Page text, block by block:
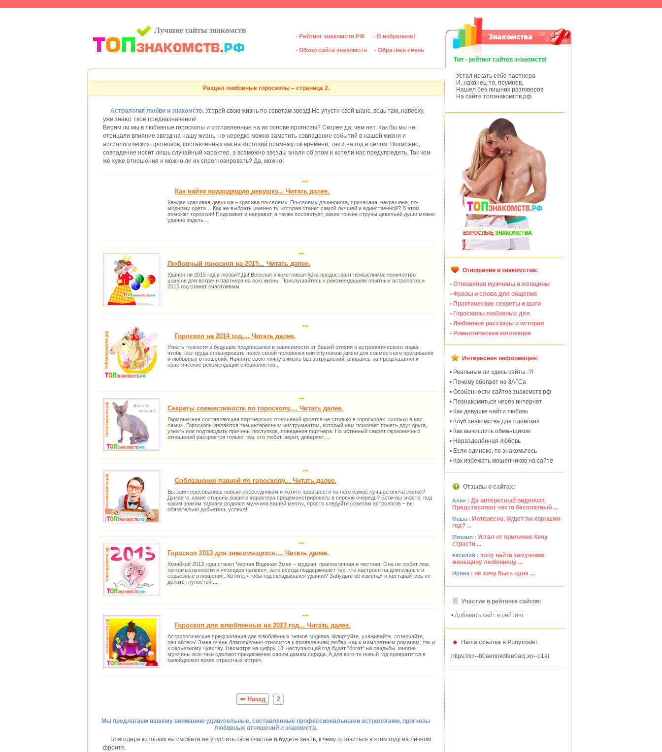
Лучшие сайты знакомств
- Рейтинг знакомств РФ
- В избранное!
- Обзор сайта знакомств
- Обратная связь
Раздел любовные гороскопы – страница 2.
Астрология любви и знакомств. Устрой свою жизнь по советам звезд! Не упусти свой шанс, ведь там, наверху,
уже знают твое предназначение!
Верим ли мы в любовные гороскопы и составленные на их основе прогнозы? Скорее да, чем нет. Как бы мы не
отрицали влияние звезд на нашу жизнь, но нередко можно заметить совпадение событий в нашей жизни и
астрологических прогнозов, составленных как на короткий промежуток времени, так и на год в целом. Возможно,
совпадение носит лишь случайный характер, а возможно звезды знали об этом и хотели нас предупредить. Так чем
же хуже отношения и можно ли их спрогнозировать? Да, можно!
•••
Как найти подходящую девушку... Читать далее.
Каждая красивая девушка – красива по-своему. По-своему длиннонога, причесана, накрашена, по-
модному одета… Как же выбрать именно ту, которая станет самой лучшей и единственной? В этом
поможет гороскоп! Подскажет и направит, а также посоветует, какие тонкие струны девичьей души можно
удачно задеть…
•••
Любовный гороскоп на 2015... Читать далее.
Удачен ли 2015 год в любви? Да! Веселая и кокетливая Коза предоставит немыслимое количество
шансов для встречи партнера на всю жизнь. Прислушайтесь к рекомендациям опытных астрологов и
2015 год станет счастливым.
•••
Гороскоп на 2014 год.... Читать далее.
Узнать тонкости и будущие предпосылки в зависимости от Вашей стихии и астрологического знака,
чтобы без труда спланировать поиск своей половинки или спутников жизни для совместного проживания
и любовных отношений. Начните свою личную жизнь без затруднений, опираясь на предсказания и
практические рекомендации специалистов...
•••
Секреты совместимости по гороскопу.... Читать далее.
Гармоничная составляющая партнерских отношений кроется не столько в гороскопах, сколько в нас
самих. Гороскопы являются тем интересным инструментом, который нам помогает понять друг друга,
узнать или подтвердить причины поступков, поведения партнера. Но истинный секрет гармоничных
отношений раскроется только тем, кто любит, верит, доверяет....
•••
Соблазнение парней по гороскопу... Читать далее.
Вы заинтересовались новым собеседником и хотите произвести на него самое лучшее впечатление?
Думаете, какие стороны вашего характера продемонстрировать в первую очередь? Если вы знаете, под
каким знаком зодиака родился мужчина вашей мечты, просто следуйте советам астрологов – вы
обязательно добьетесь успеха!
•••
Гороскоп 2013 для знакомящихся.... Читать далее.
Хозяйкой 2013 года станет Черная Водяная Змея – мудрая, прагматичная и честная. Она не любит лжи,
легкомысленности и «походов налево», зато всегда поддерживает тех, кто настроен на длительные и
серьезные отношения. Хотите, чтобы год складывался удачно? Забудьте об изменах и постарайтесь не
делать глупостей!....
•••
Гороскоп для влюбленных на 2013 год... Читать далее.
Астрологические предсказания для влюблённых знаков зодиака. Флиртуйте, ухаживайте, созерцайте,
решайтесь! Змея очень благосклонно относится к проявлениям любви: как к мимолетным романам, так и
к серьезному чувству. Несмотря на цифру 13, наступающий год будет "богат" на свадьбы, многие
мужчины все-таки сделают предложение своим дамам сердца. А для кого-то новый год превратится в
калейдоскоп ярких страстных встреч.
⇐ Назад 2
Мы предлагаем вашему вниманию удивительные, составленные профессиональными астрологами, прогнозы
любовных отношений и знакомств.
Благодаря которым вы сможете не упустить свое счастье и будете знать, к чему готовиться в этом году на личном
фронте.
Топ - рейтинг сайтов знакомств!
Устал искать себе партнера
И, наконец-то, поумнев,
Нашел без лишних разговоров
На сайте топзнакомств.рф.
Отношения и знакомства:
• Отношения мужчины и женщины
• Фразы и слова для общения
• Практические секреты и шаги
• Гороскопы любовных дел
• Любовные рассказы и истории
• Романтическая коллекция
Интересная информация:
• Реальные ли здесь сайты..?!
• Почему сбегают из ЗАГСа
• Особенности сайтов знакомств рф
• Познакомиться через интернет
• Как девушке найти любовь
• Клуб знакомства для одиноких
• Как вычислить обманщиков
• Неразделённая любовь
• Если одиноко, то знакомьтесь
• Как избежать мошенников на сайте
Отзывы о сайтах:
Алик : Да интересный видеочат.
Представляют часто бесплатный ...
Маша : Интересно, будет ли хорошим
год? ...
Михаил : Устал от приличия Хочу
страсти ...
василий : хочу найти замужнию
женьщину любовнецу ...
Ирина : не хочу быть одна ...
Участие в рейтинге сайтов:
• Добавить сайт в рейтинг
Наша ссылка в Punycode:
https://xn--80aennkdfee0acj.xn--p1ai